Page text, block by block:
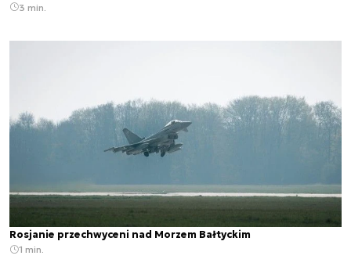
3 min.
Rosjanie przechwyceni nad Morzem Bałtyckim
1 min.